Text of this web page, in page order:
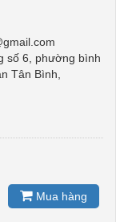
số 6, phường bình
Tân Bình,
Mua hàng